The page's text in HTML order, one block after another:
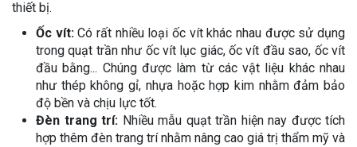
thiết bị.
Ốc vít:Có rất nhiều loại ốc vít khác nhau được sử dụng
trong quạt trần như ốc vít lục giác, ốc vít đầu sao, ốc vít
đầu bằng... Chúng được làm từ các vật liệu khác nhau
như thép không gỉ, nhựa hoặc hợp kim nhằm đảm bảo
độ bền và chịu lực tốt.
Đèn trang trí: Nhiều mẫu quạt trần hiện nay được tích
hợp thêm đèn trang trí nhằm nâng cao giá trị thẩm mỹ và